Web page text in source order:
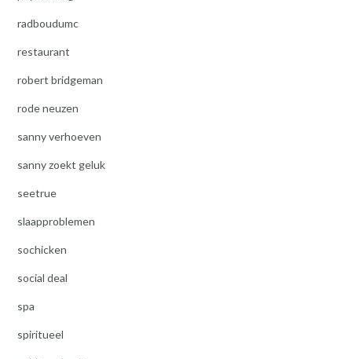
radboudumc
restaurant
robert bridgeman
rode neuzen
sanny verhoeven
sanny zoekt geluk
seetrue
slaapproblemen
sochicken
social deal
spa
spiritueel